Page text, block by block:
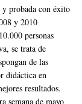
probada con éxito
y 2010
personas
se trata de
de las
didáctica en
resultados.
semana de mayo